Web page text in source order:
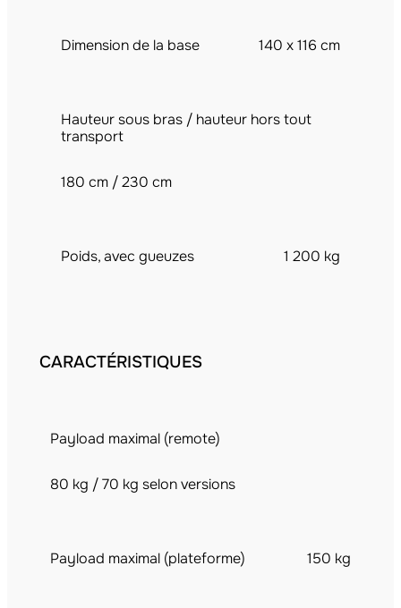
Dimension de la base 140 x 116 cm
Hauteur sous bras / hauteur hors tout
transport
180 cm / 230 cm
Poids, avec gueuzes 1 200 kg
CARACTÉRISTIQUES
Payload maximal (remote)
80 kg / 70 kg selon versions
Payload maximal (plateforme) 150 kg